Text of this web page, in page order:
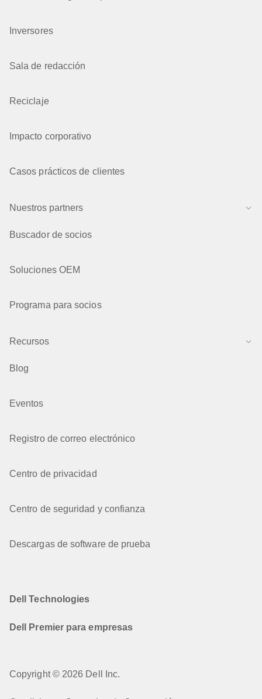
Inversores
Sala de redacción
Reciclaje
Impacto corporativo
Casos prácticos de clientes
Nuestros partners
Buscador de socios
Soluciones OEM
Programa para socios
Recursos
Blog
Eventos
Registro de correo electrónico
Centro de privacidad
Centro de seguridad y confianza
Descargas de software de prueba
Dell Technologies
Dell Premier para empresas
Copyright © 2026 Dell Inc.